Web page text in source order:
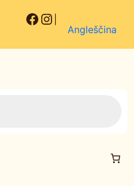
Facebook
Instagram
Angleščina